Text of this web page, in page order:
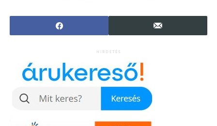
Egyetem
tudásbázisához
kapcsolódó cég
HIRDETÉS